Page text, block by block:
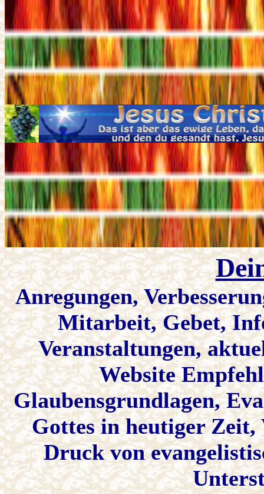
Anregungen,
Mitarbeit, Gebet,
Veranstaltungen,
Website
Glaubensgrundlagen,
Gottes in heutiger Zeit,
Druck von